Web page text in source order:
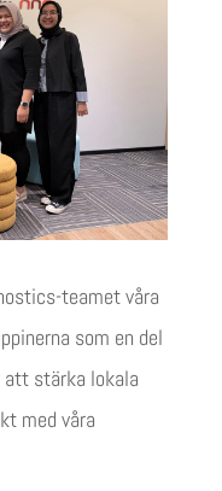
teamet våra
som en del
att stärka lokala
med våra